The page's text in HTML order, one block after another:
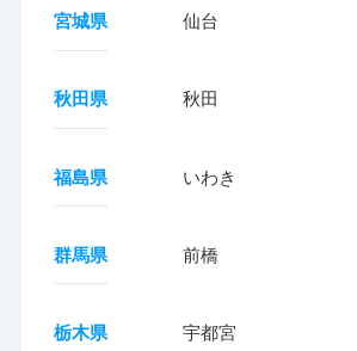
宮城県 仙台
秋田県 秋田
福島県 いわき
群馬県 前橋
栃木県 宇都宮